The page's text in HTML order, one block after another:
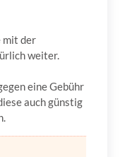
mit der
weiter.
eine Gebühr
auch günstig